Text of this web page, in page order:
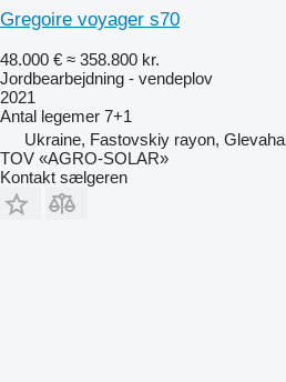
Gregoire voyager s70
48.000 € ≈ 358.800 kr.
Jordbearbejdning - vendeplov
2021
Antal legemer 7+1
Ukraine, Fastovskiy rayon, Glevaha
TOV «AGRO-SOLAR»
Kontakt sælgeren